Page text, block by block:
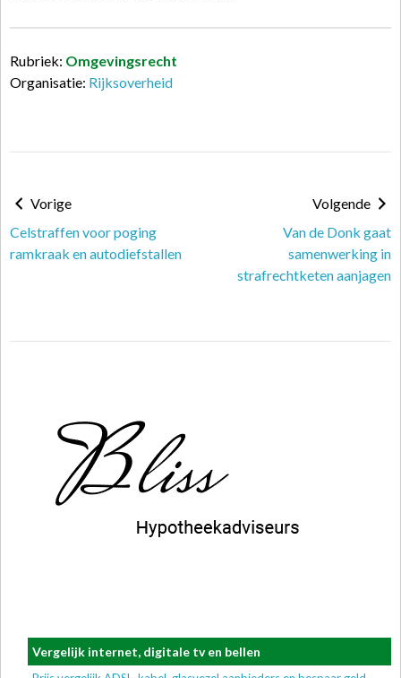
Rubriek: Omgevingsrecht
Organisatie: Rijksoverheid
Vorige
Celstraffen voor poging
ramkraak en autodiefstallen
Volgende
Van de Donk gaat
samenwerking in
strafrechtketen aanjagen
Vergelijk internet, digitale tv en bellen